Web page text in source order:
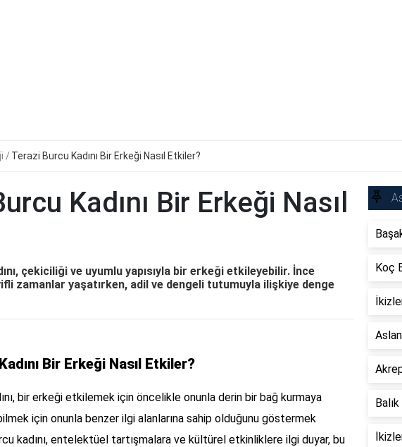
Terazi Burcu Kadını Bir Erkeği Nasıl Etkiler?
Kadını Bir Erkeği Nasıl
çekiciliği ve uyumlu yapısıyla bir erkeği etkileyebilir. İnce
zamanlar yaşatırken, adil ve dengeli tutumuyla ilişkiye denge
Bir Erkeği Nasıl Etkiler?
bir erkeği etkilemek için öncelikle onunla derin bir bağ kurmaya
için onunla benzer ilgi alanlarına sahip olduğunu göstermek
kadını, entelektüel tartışmalara ve kültürel etkinliklere ilgi duyar, bu
Koç